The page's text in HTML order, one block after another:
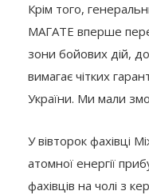
Крім того,
МАГАТЕ вперше
зони бойових дій,
вимагає чітких
України. Ми мали
У вівторок фахівці
атомної енергії
фахівців на чолі з